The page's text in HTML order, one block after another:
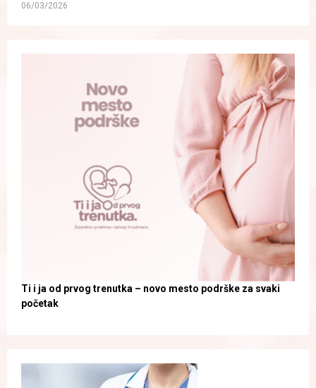
06/03/2026
Ti i ja od prvog trenutka – novo mesto podrške za svaki
početak